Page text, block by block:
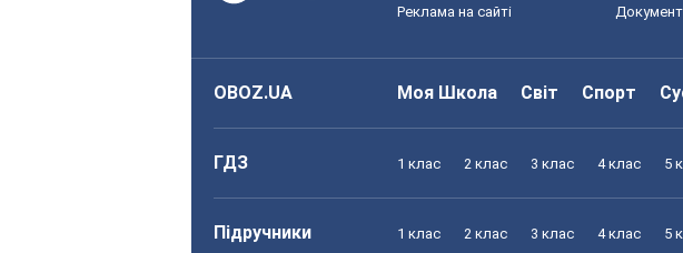
Реклама на сайті
OBOZ.UA Моя Школа Світ Спорт
ГДЗ 1 клас 2 клас 3 клас 4 клас 5
Підручники 1 клас 2 клас 3 клас 4 клас 5